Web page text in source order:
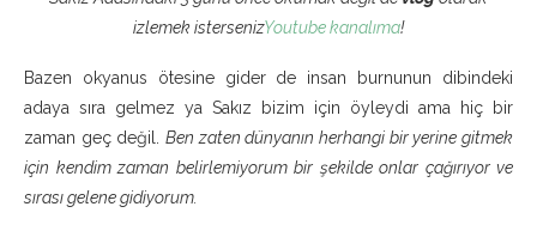
izlemek istersenizYoutube kanalıma!
Bazen okyanus ötesine gider de insan burnunun dibindeki
adaya sıra gelmez ya Sakız bizim için öyleydi ama hiç bir
zaman geç değil. Ben zaten dünyanın herhangi bir yerine gitmek
için kendim zaman belirlemiyorum bir şekilde onlar çağırıyor ve
sırası gelene gidiyorum.